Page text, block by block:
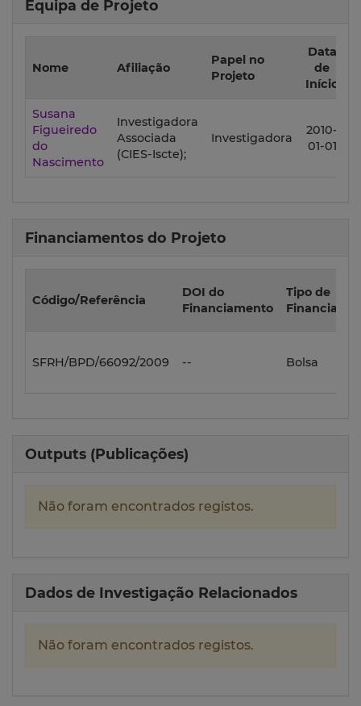
Equipa de Projeto
Nome Afiliação
Papel no
Projeto
Data
de
Início
Susana
Figueiredo
do
Nascimento
Investigadora
Associada
(CIES-Iscte);
Investigadora
2010-
01-01
Financiamentos do Projeto
Código/Referência
DOI do
Financiamento
Tipo de
SFRH/BPD/66092/2009 -- Bolsa
Outputs (Publicações)
Não foram encontrados registos.
Dados de Investigação Relacionados
Não foram encontrados registos.